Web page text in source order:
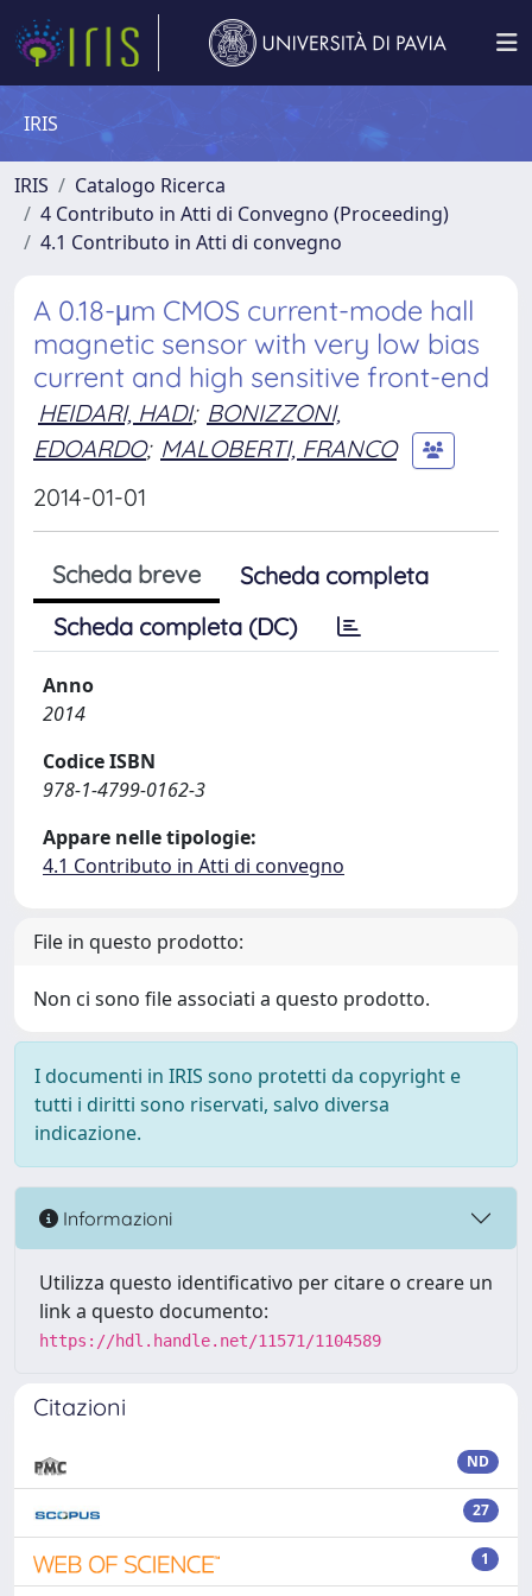
IRIS
IRIS
Catalogo Ricerca
4 Contributo in Atti di Convegno (Proceeding)
4.1 Contributo in Atti di convegno
A 0.18-μm CMOS current-mode hall
magnetic sensor with very low bias
current and high sensitive front-end
HEIDARI, HADI; BONIZZONI,
EDOARDO; MALOBERTI, FRANCO
2014-01-01
Scheda breve
Scheda completa
Scheda completa (DC)
Anno
2014
Codice ISBN
978-1-4799-0162-3
Appare nelle tipologie:
4.1 Contributo in Atti di convegno
File in questo prodotto:
Non ci sono file associati a questo prodotto.
I documenti in IRIS sono protetti da copyright e
tutti i diritti sono riservati, salvo diversa
indicazione.
Informazioni
Utilizza questo identificativo per citare o creare un
link a questo documento:
https://hdl.handle.net/11571/1104589
Citazioni
ND
27
1